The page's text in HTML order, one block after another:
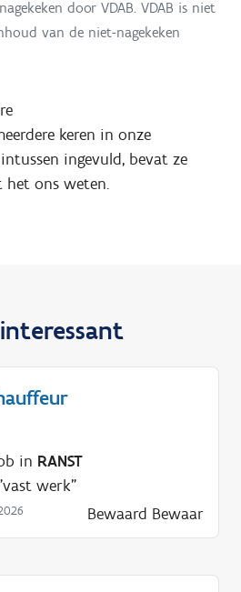
door VDAB. VDAB is niet
van de niet-nagekeken
keren in onze
ingevuld, bevat ze
ons weten.
in RANST
werk"
Bewaard Bewaar